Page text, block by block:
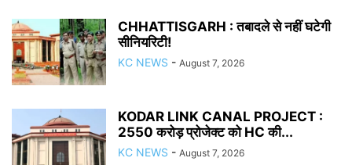
CHHATTISGARH : तबादले से नहीं घटेगी
सीनियरिटी!
KC NEWS - August 7, 2026
KODAR LINK CANAL PROJECT :
2550 करोड़ प्रोजेक्ट को HC की...
KC NEWS - August 7, 2026